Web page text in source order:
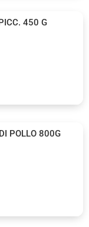
450 G
POLLO 800G